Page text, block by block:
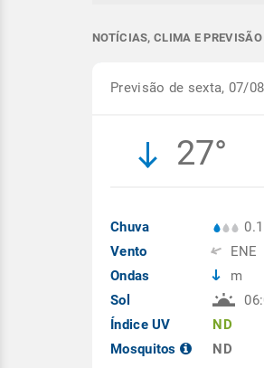
NOTÍCIAS, CLIMA E
Previsão de sexta, 07/
27°
Chuva
Vento
Ondas
Sol
Índice UV
Mosquitos
ENE
m
ND
ND